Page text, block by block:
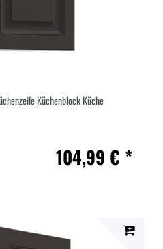
Küchenblock Küche
104,99 € *